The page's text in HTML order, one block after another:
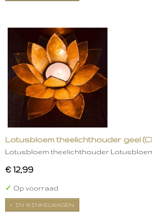
Lotusbloem theelichthouder geel
Lotusbloem theelichthouder
€ 12,99
✓ Op voorraad
IN WINKELWAGEN